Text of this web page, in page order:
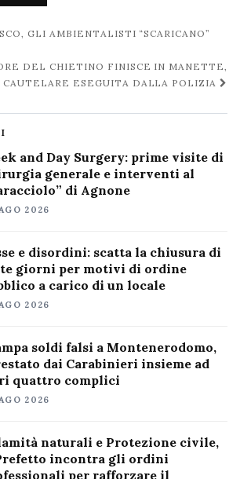
GLI AMBIENTALISTI “SCARICANO”
DEL CHIETINO FINISCE IN MANETTE,
CAUTELARE ESEGUITA DALLA POLIZIA
and Day Surgery: prime visite di
generale e interventi al
di Agnone
2026
e disordini: scatta la chiusura di
giorni per motivi di ordine
a carico di un locale
2026
soldi falsi a Montenerodomo,
dai Carabinieri insieme ad
quattro complici
2026
naturali e Protezione civile,
incontra gli ordini
per rafforzare il